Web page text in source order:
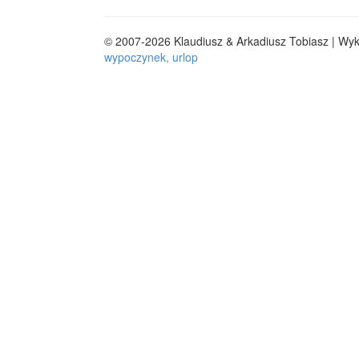
© 2007-2026 Klaudiusz & Arkadiusz Tobiasz |
wypoczynek, urlop